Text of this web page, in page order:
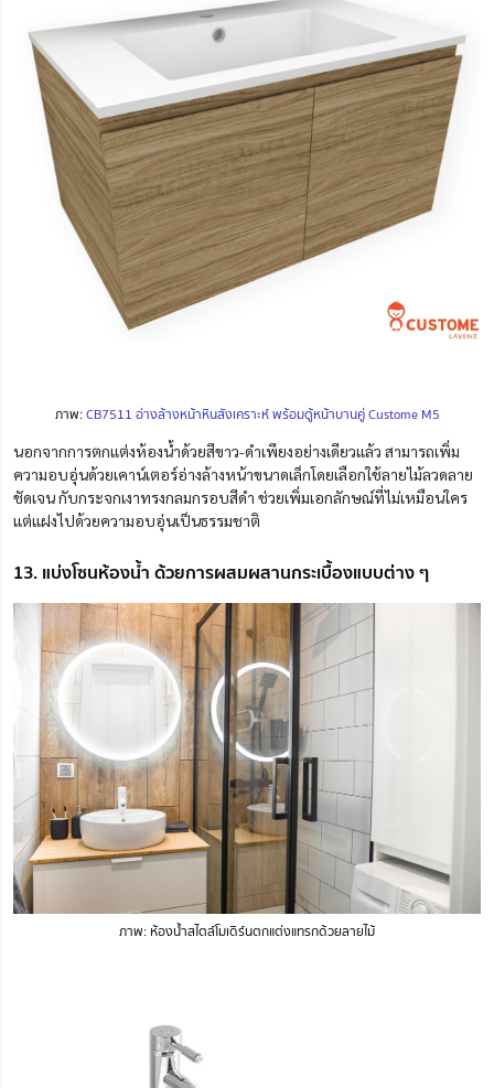
ภาพ:CB7511 อ่างล้างหน้าหินสังเคราะห์ พร้อมตู้หน้าบานคู่ Custome M5
นอกจากการตกแต่งห้องน้ำด้วยสีขาว-ดำเพียงอย่างเดียวแล้ว สามารถเพิ่ม
ความอบอุ่นด้วยเคาน์เตอร์อ่างล้างหน้าขนาดเล็กโดยเลือกใช้ลายไม้ลวดลาย
ชัดเจน กับกระจกเงาทรงกลมกรอบสีดำ ช่วยเพิ่มเอกลักษณ์ที่ไม่เหมือนใคร
แต่แฝงไปด้วยความอบอุ่นเป็นธรรมชาติ
13. แบ่งโซนห้องน้ำ ด้วยการผสมผสานกระเบื้องแบบต่าง ๆ
ภาพ: ห้องน้ำสไตล์โมเดิร์นตกแต่งแทรกด้วยลายไม้